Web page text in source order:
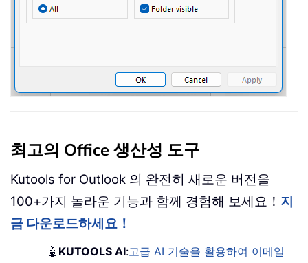
최고의 Office 생산성 도구
Kutools for Outlook 의 완전히 새로운 버전을
100+가지 놀라운 기능과 함께 경험해 보세요！ 지
금 다운로드하세요！
🤖 KUTOOLS AI:고급 AI 기술을 활용하여 이메일